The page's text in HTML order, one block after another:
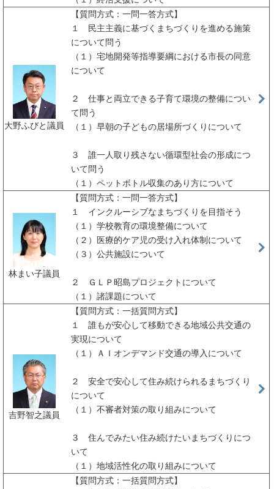
大野ふびと議員
【質問方式：一問一答方式】
１ 民主主義に基づくまちづくりを進める施策
について問う
（１）宅地開発等指導要綱における市長の同意
について
２ 仕事と両立できる子育て環境の整備につい
て問う
（１）早朝の子どもの居場所づくりについて
３ 誰一人取り残さない循環型社会の形成につ
いて問う
（１）ペットボトル収集のあり方について
林まい子議員
【質問方式：一問一答方式】
１ インクルーシブなまちづくりを目指そう
（１）学校教育の環境整備について
（２）医療的ケア児の受け入れ体制について
（３）公共施設について
２ ＧＬＰ昭島プロジェクトについて
（１）諸課題について
吉野智之議員
【質問方式：一括質問方式】
１ 誰もが安心して移動できる地域公共交通の
実現について
（１）ＡＩオンデマンド交通の導入について
２ 安全で安心して住み続けられるまちづくり
について
（１）不審者対策の取り組みについて
３ 住んでみたい住み続けたいまちづくりにつ
いて
（１）地域活性化の取り組みについて
【質問方式：一括質問方式】